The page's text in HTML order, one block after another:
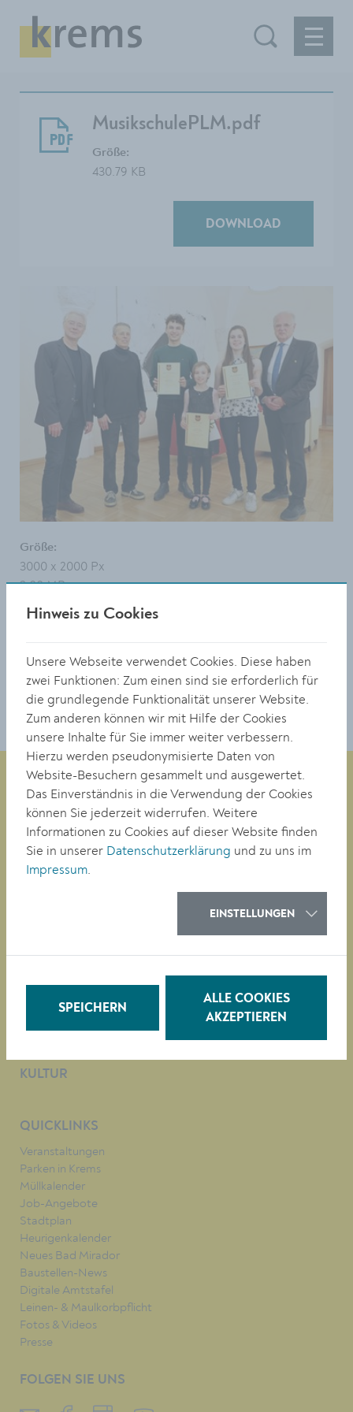
MusikschulePLM.pdf
Größe:
430.79 KB
DOWNLOAD
Größe:
3000 x 2000 Px
3.00 MB
© Stadt Krems
DOWNLOAD
Magistrat der Stadt Krems
Obere Landstraße 4
A-3500 Krems
LEBEN
BAUEN/WIRTSCHAFT
KULTUR
QUICKLINKS
Veranstaltungen
Parken in Krems
Müllkalender
Job-Angebote
Stadtplan
Heurigenkalender
Neues Bad Mirador
Baustellen-News
Digitale Amtstafel
Leinen- & Maulkorbpflicht
Fotos & Videos
Presse
FOLGEN SIE UNS
Hinweis zu Cookies
Unsere Webseite verwendet Cookies. Diese haben
zwei Funktionen: Zum einen sind sie erforderlich für
die grundlegende Funktionalität unserer Website.
Zum anderen können wir mit Hilfe der Cookies
unsere Inhalte für Sie immer weiter verbessern.
Hierzu werden pseudonymisierte Daten von
Website-Besuchern gesammelt und ausgewertet.
Das Einverständnis in die Verwendung der Cookies
können Sie jederzeit widerrufen. Weitere
Informationen zu Cookies auf dieser Website finden
Sie in unserer Datenschutzerklärung und zu uns im
Impressum.
EINSTELLUNGEN
SPEICHERN
ALLE COOKIES
AKZEPTIEREN